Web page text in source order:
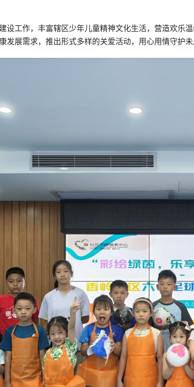
设工作，丰富辖区少年儿童精神文化生活，营造欢乐
发展需求，推出形式多样的关爱活动，用心用情守护未